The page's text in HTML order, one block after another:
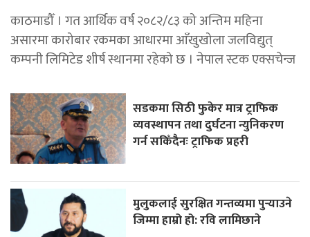
काठमाडौँ । गत आर्थिक वर्ष २०८२/८३ को अन्तिम महिना
असारमा कारोबार रकमका आधारमा आँखुखोला जलविद्युत्
कम्पनी लिमिटेड शीर्ष स्थानमा रहेको छ । नेपाल स्टक एक्सचेन्ज
सडकमा सिठी फुकेर मात्र ट्राफिक
व्यवस्थापन तथा दुर्घटना न्युनिकरण
गर्न सकिँदैनः ट्राफिक प्रहरी
मुलुकलाई सुरक्षित गन्तव्यमा पुर्‍याउने
जिम्मा हाम्रो हो: रवि लामिछाने